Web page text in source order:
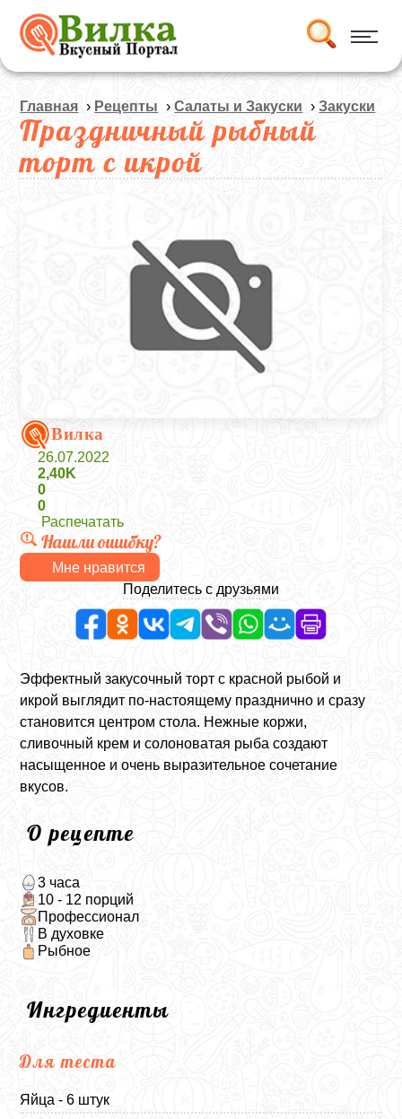
Главная › Рецепты ›Салаты и Закуски ›Закуски
Праздничный рыбный
торт с икрой
Вилка
26.07.2022
2,40K
0
0
Распечатать
Нашли ошибку?
Мне нравится
Поделитесь с друзьями
Эффектный закусочный торт с красной рыбой и
икрой выглядит по-настоящему празднично и сразу
становится центром стола. Нежные коржи,
сливочный крем и солоноватая рыба создают
насыщенное и очень выразительное сочетание
вкусов.
О рецепте
3 часа
10 - 12 порций
Профессионал
В духовке
Рыбное
Ингредиенты
Для теста
Яйца - 6 штук